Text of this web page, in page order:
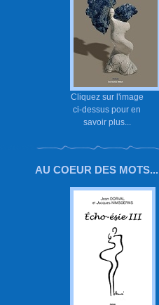
Cliquez sur l'image
ci-dessus pour en
savoir plus...
AU COEUR DES MOTS...